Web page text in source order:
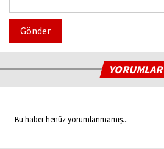
Gönder
YORUMLAR
Bu haber henüz yorumlanmamış...